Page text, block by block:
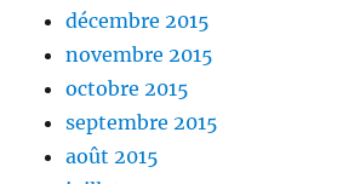
décembre 2015
novembre 2015
octobre 2015
septembre 2015
août 2015